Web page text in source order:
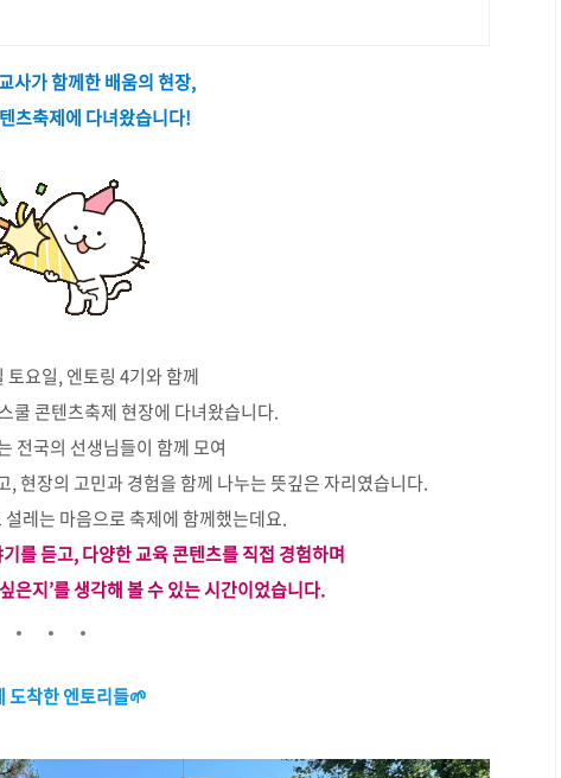
사가 함께한 배움의 현장,
츠축제에 다녀왔습니다!
토요일, 엔토링 4기와 함께
쿨 콘텐츠축제현장에 다녀왔습니다.
전국의 선생님들이 함께 모여
현장의 고민과 경험을 함께 나누는 뜻깊은 자리였습니다.
레는 마음으로 축제에 함께했는데요.
를 듣고, 다양한 교육 콘텐츠를 직접 경험하며
은지’를 생각해 볼 수 있는 시간이었습니다.
도착한 엔토리들🌱